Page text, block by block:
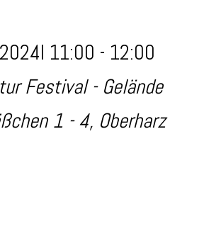
11:00 - 12:00
Festival - Gelände
1 - 4, Oberharz